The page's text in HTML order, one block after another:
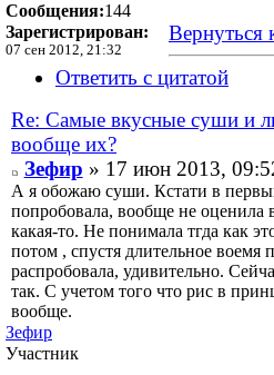
Сообщения:144
Зарегистрирован:
07 сен 2012, 21:32
Вернуться
Ответить с цитатой
Re: Самые вкусные суши и
вообще их?
Зефир » 17 июн 2013,
А я обожаю суши. Кстати в
попробовала, вообще не оценила
какая-то. Не понимала тгда как
потом , спустя длительное воемя
распробовала, удивительно.
так. С учетом того что рис в
вообще.
Зефир
Участник